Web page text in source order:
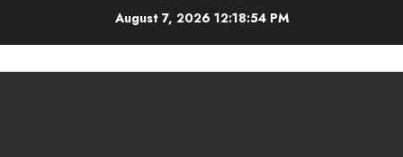
August 7, 2026 12:18:54 PM